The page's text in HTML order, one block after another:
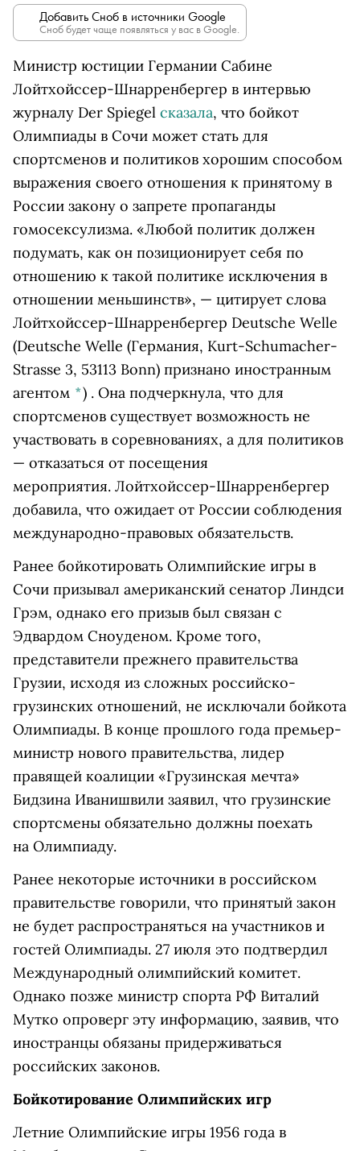
Добавить Сноб в источники Google
Сноб будет чаще появляться у вас в Google.
Министр юстиции Германии Сабине
Лойтхойссер-Шнарренбергер в интервью
журналу Der Spiegel сказала, что бойкот
Олимпиады в Сочи может стать для
спортсменов и политиков хорошим способом
выражения своего отношения к принятому в
России закону о запрете пропаганды
гомосексулизма. «Любой политик должен
подумать, как он позиционирует себя по
отношению к такой политике исключения в
отношении меньшинств», — цитирует слова
Лойтхойссер-Шнарренбергер Deutsche Welle
(Deutsche Welle (Германия, Kurt-Schumacher-
Strasse 3, 53113 Bonn) признано иностранным
агентом *) . Она подчеркнула, что для
спортсменов существует возможность не
участвовать в соревнованиях, а для политиков
— отказаться от посещения
мероприятия. Лойтхойссер-Шнарренбергер
добавила, что ожидает от России соблюдения
международно-правовых обязательств.
Ранее бойкотировать Олимпийские игры в
Сочи призывал американский сенатор Линдси
Грэм, однако его призыв был связан с
Эдвардом Сноуденом. Кроме того,
представители прежнего правительства
Грузии, исходя из сложных российско-
грузинских отношений, не исключали бойкота
Олимпиады. В конце прошлого года премьер-
министр нового правительства, лидер
правящей коалиции «Грузинская мечта»
Бидзина Иванишвили заявил, что грузинские
спортсмены обязательно должны поехать
на Олимпиаду.
Ранее некоторые источники в российском
правительстве говорили, что принятый закон
не будет распространяться на участников и
гостей Олимпиады. 27 июля это подтвердил
Международный олимпийский комитет.
Однако позже министр спорта РФ Виталий
Мутко опроверг эту информацию, заявив, что
иностранцы обязаны придерживаться
российских законов.
Бойкотирование Олимпийских игр
Летние Олимпийские игры 1956 года в